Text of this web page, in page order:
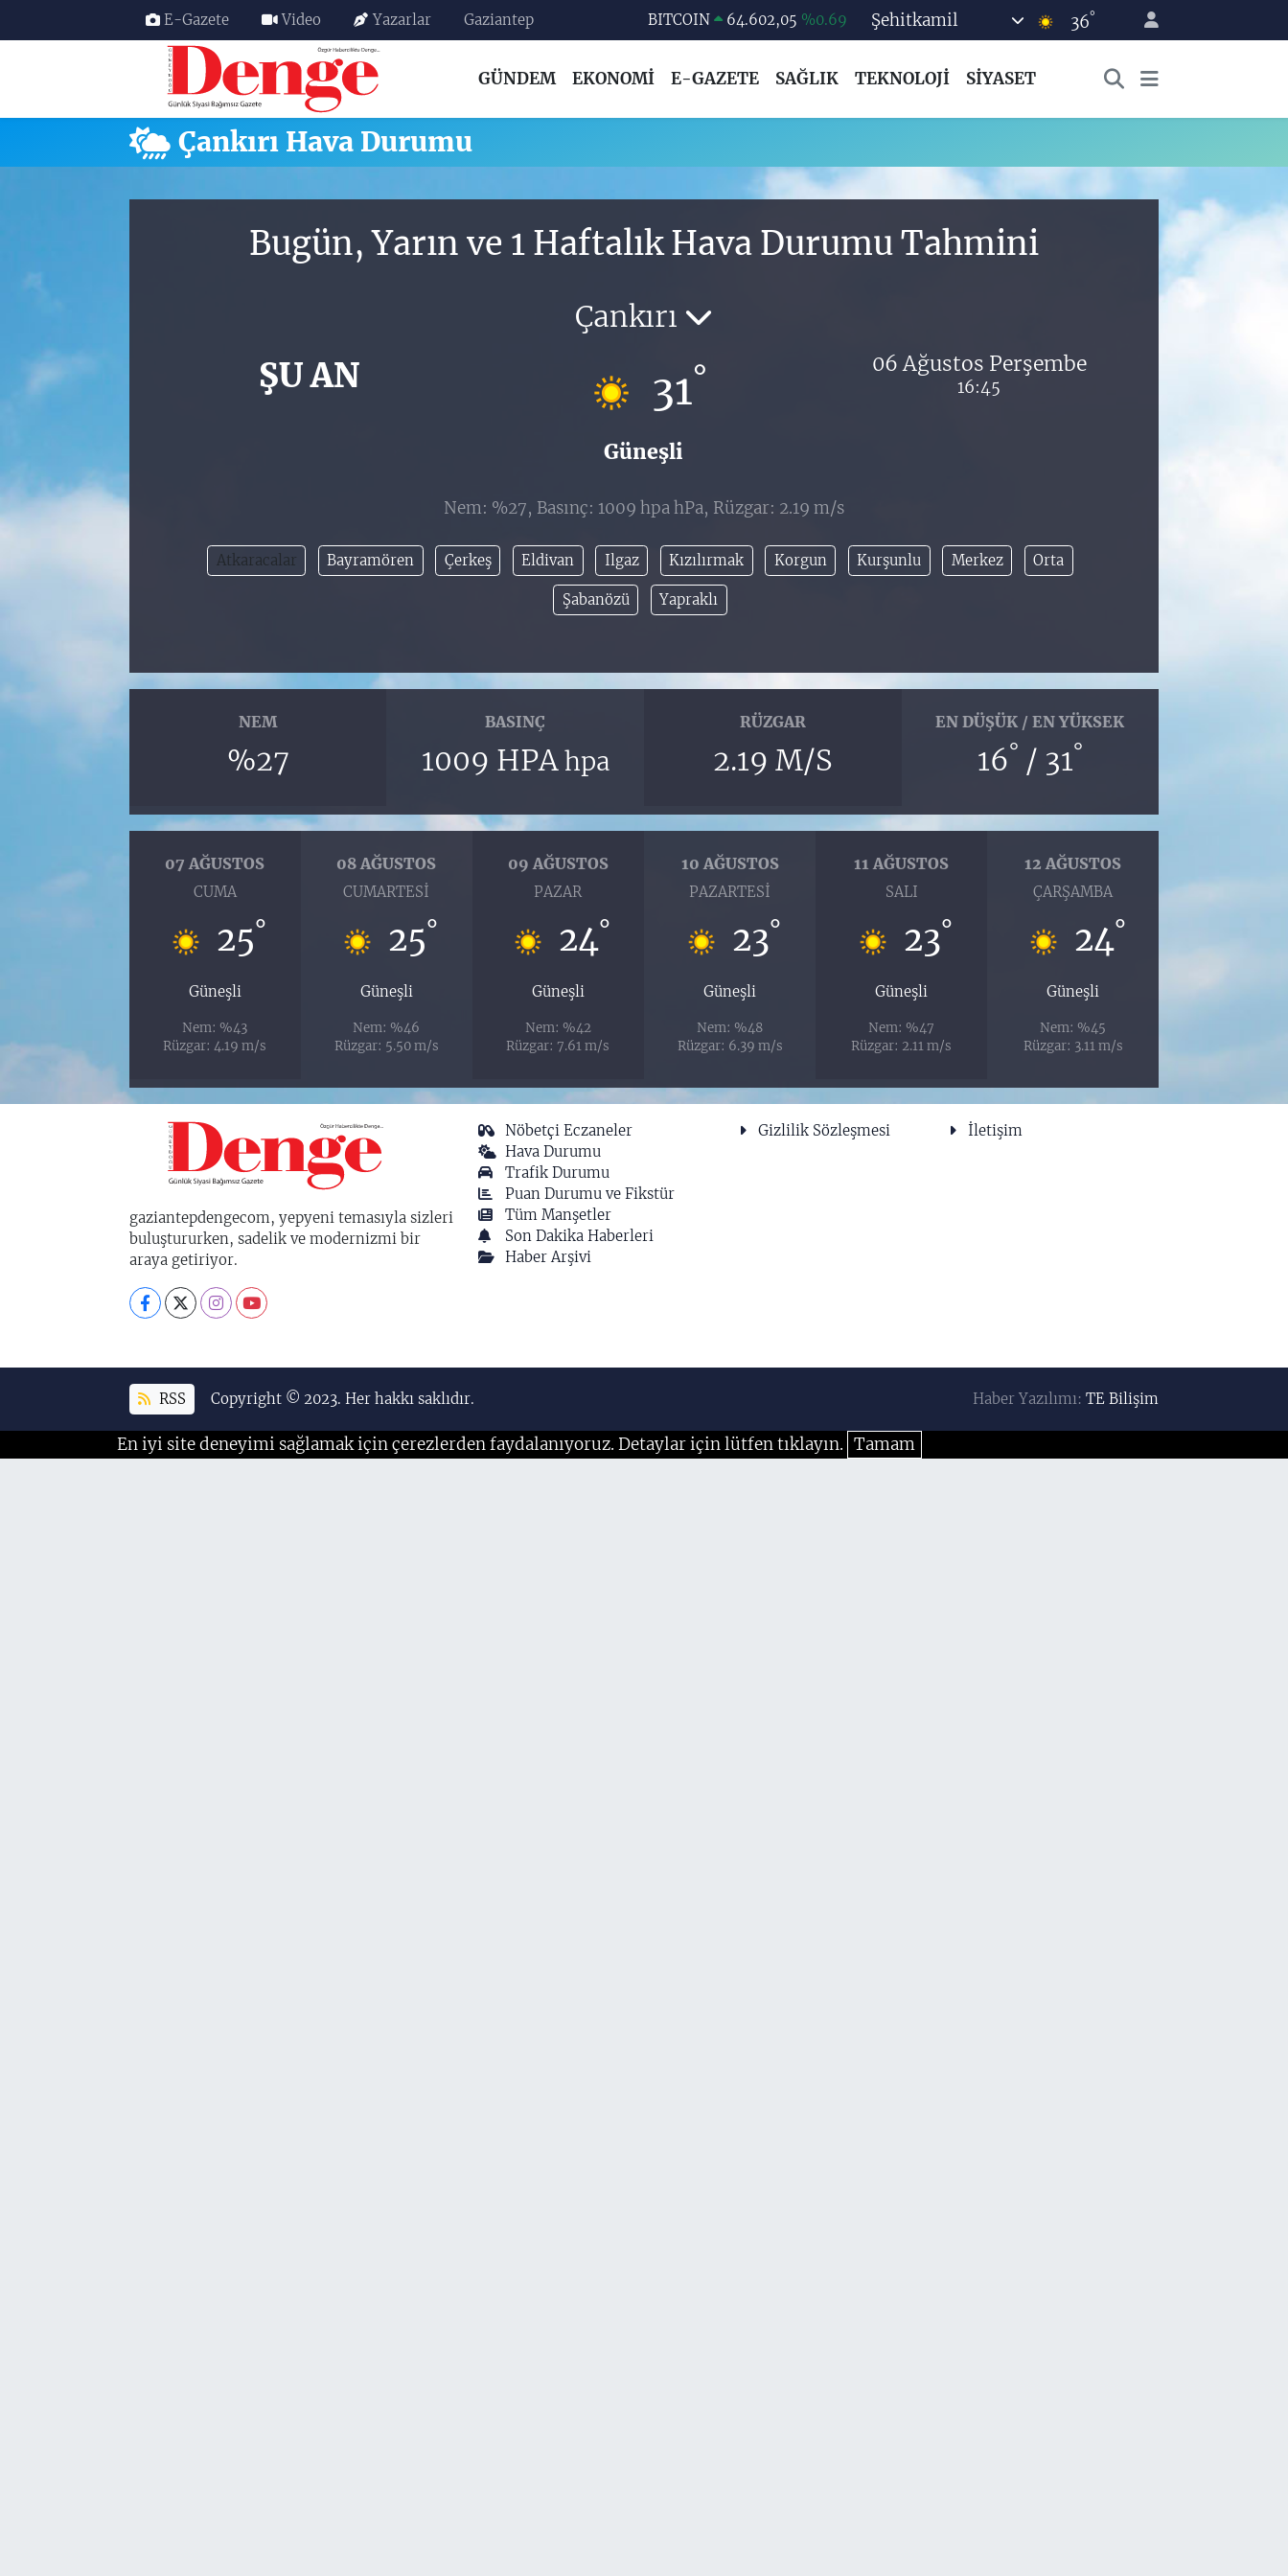
E-Gazete Video Yazarlar Gaziantep BITCOIN 64.602,05 %0.69
EURO
55,0250 %0.02
STERLİN
64,2398 %0.2
BİST100
%48
Şehitkamil 36°
GÜNDEM EKONOMİ E-GAZETE SAĞLIK TEKNOLOJİ SİYASET
Çankırı Hava Durumu
Bugün, Yarın ve 1 Haftalık Hava Durumu Tahmini
ŞU AN
Çankırı
31°
Güneşli
06 Ağustos Perşembe
16:45
Nem: %27, Basınç: 1009 hpa hPa, Rüzgar: 2.19 m/s
Atkaracalar Bayramören Çerkeş Eldivan Ilgaz Kızılırmak Korgun Kurşunlu Merkez Orta
Şabanözü Yapraklı
NEM
%27
BASINÇ
1009 HPAhpa
RÜZGAR
2.19 M/S
EN DÜŞÜK / EN YÜKSEK
16° / 31°
07 AĞUSTOS
CUMA
25°
Güneşli
Nem: %43
Rüzgar: 4.19 m/s
08 AĞUSTOS
CUMARTESI
25°
Güneşli
Nem: %46
Rüzgar: 5.50 m/s
09 AĞUSTOS
PAZAR
24°
Güneşli
Nem: %42
Rüzgar: 7.61 m/s
10 AĞUSTOS
PAZARTESI
23°
Güneşli
Nem: %48
Rüzgar: 6.39 m/s
11 AĞUSTOS
SALI
23°
Güneşli
Nem: %47
Rüzgar: 2.11 m/s
12 AĞUSTOS
ÇARŞAMBA
24°
Güneşli
Nem: %45
Rüzgar: 3.11 m/s
gaziantepdengecom, yepyeni temasıyla sizleri
buluştururken, sadelik ve modernizmi bir
araya getiriyor.
Nöbetçi Eczaneler
Hava Durumu
Trafik Durumu
Puan Durumu ve Fikstür
Tüm Manşetler
Son Dakika Haberleri
Haber Arşivi
Gizlilik Sözleşmesi İletişim
RSS Copyright © 2023. Her hakkı saklıdır. Haber Yazılımı:TE Bilişim
En iyi site deneyimi sağlamak için çerezlerden faydalanıyoruz. Detaylar için lütfen tıklayın. Tamam
Nöbetçi Eczaneler
Hava Durumu
Trafik Durumu
Haber Arşivi